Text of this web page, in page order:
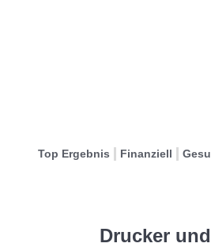
Top Ergebnis Finanziell
Drucker